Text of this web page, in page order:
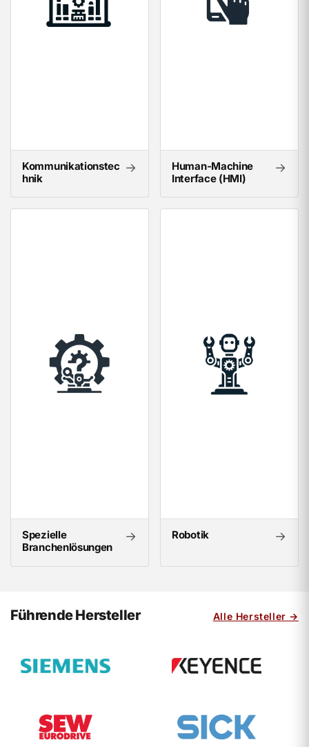
Kommunikationstec
hnik
→
Human-Machine
Interface (HMI)
→
Spezielle
Branchenlösungen
→ Robotik →
Führende Hersteller Alle Hersteller →